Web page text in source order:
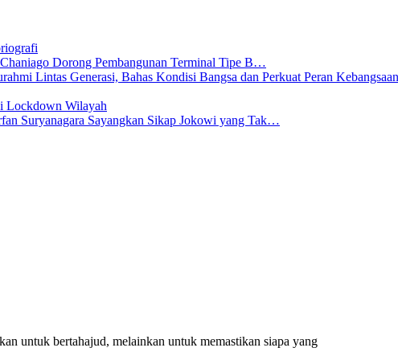
Dorong Pembangunan Terminal Tipe B…
Lockdown Wilayah
Suryanagara Sayangkan Sikap Jokowi yang Tak…
untuk bertahajud, melainkan untuk memastikan siapa yang